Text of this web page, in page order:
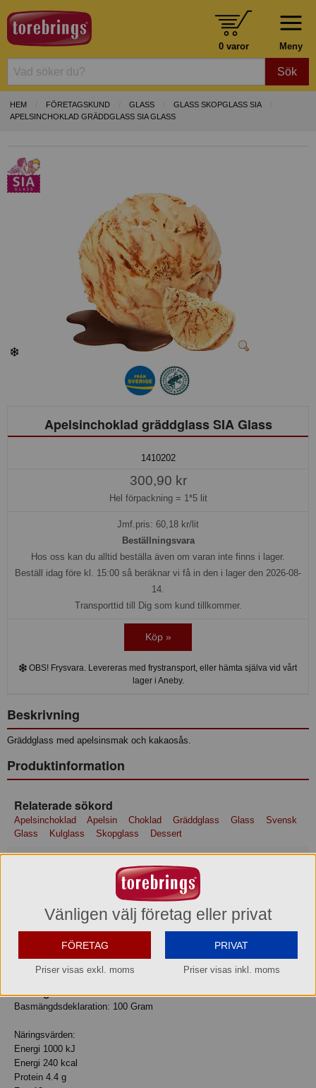
Meny
0 varor
Sök
HEM FÖRETAGSKUND GLASS
GLASS SKOPGLASS SIA
APELSINCHOKLAD GRÄDDGLASS SIA GLASS
Apelsinchoklad gräddglass SIA Glass
1410202
300,90 kr
Hel förpackning = 1*5 lit
Jmf.pris: 60,18 kr/lit
Beställningsvara
Hos oss kan du alltid beställa även om varan inte finns i lager.
Beställ idag före kl. 15:00 så beräknar vi få in den i lager den 2026-08-
14.
Transporttid till Dig som kund tillkommer.
Köp »
OBS! Frysvara. Levereras med frystransport, eller hämta själva vid vårt
lager i Aneby.
Beskrivning
Gräddglass med apelsinsmak och kakaosås.
Produktinformation
Relaterade sökord
Apelsinchoklad Apelsin Choklad Gräddglass Glass
Svensk
Glass
Kulglass Skopglass Dessert
Ingredienser
SKUMMJÖLKSPULVER*, veg fett (kokos- och rapsolja), glukossirap,
socker, naturlig apelsinarom, kakaomassa**, kakao**, arom, färgämne
(betakaroten, rödbetsrött), emulgeringsmedel (mono- och diglycerider
av veg fettsyror, lecitin), stabiliseringsmedel (fruktkärnmjöl,
guarkärnmjöl), syra (citronsyra). *Ursprung: Sverige. Grädde med 40%
fetthalt. **Rainforest Alliance Certified. ra.org
Näringsvärde
Basmängdsdeklaration: 100 Gram
Näringsvärden:
Energi 1000 kJ
Energi 240 kcal
Protein 4.4 g
Vänligen välj företag eller privat
FÖRETAG
Priser visas exkl. moms
PRIVAT
Priser visas inkl. moms